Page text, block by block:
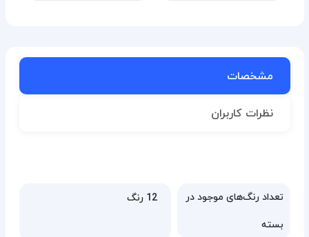
مشخصات
نظرات کاربران
تعداد رنگ‌های موجود در
بسته
12 رنگ